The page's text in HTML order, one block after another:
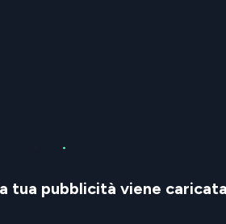
tua pubblicità viene caricata